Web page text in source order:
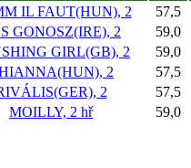
IL FAUT(HUN), 2 57,5
GONOSZ(IRE), 2 59,0
GIRL(GB), 2 59,0
2 57,5
2 57,5
MOILLY, 2 hř 59,0